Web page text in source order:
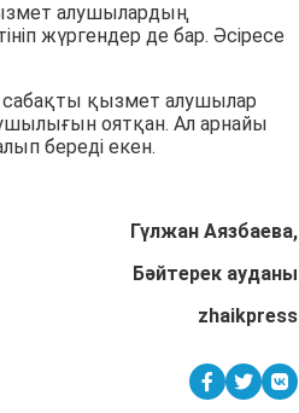
алушылардың
жүргендер де бар. Әсіресе
сабақты қызмет алушылар
оятқан. Ал арнайы
береді екен.
Гүлжан Аязбаева,
Бәйтерек ауданы
zhaikpress